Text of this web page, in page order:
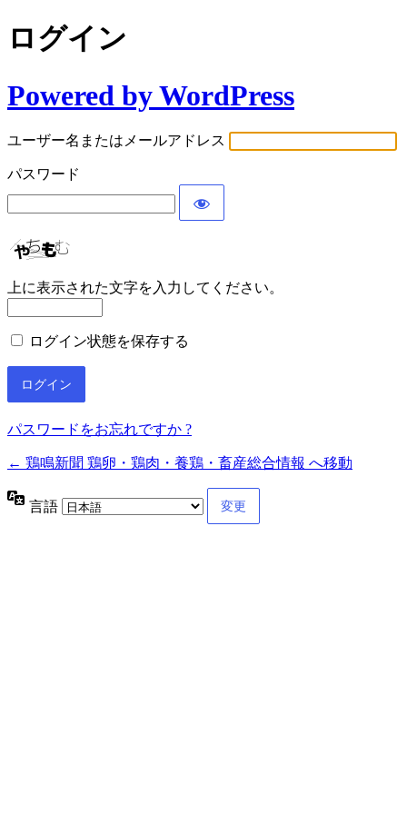
ログイン
Powered by WordPress
ユーザー名またはメールアドレス
パスワード
上に表示された文字を入力してください。
ログイン状態を保存する
パスワードをお忘れですか ?
← 鶏鳴新聞 鶏卵・鶏肉・養鶏・畜産総合情報 へ移動
言語